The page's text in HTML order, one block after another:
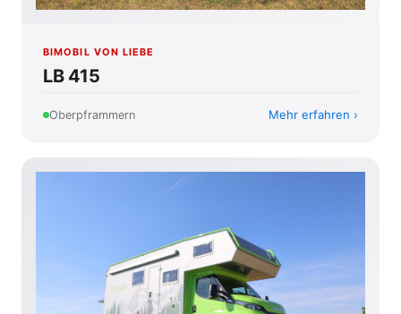
BIMOBIL VON LIEBE
LB 415
Oberpframmern Mehr erfahren